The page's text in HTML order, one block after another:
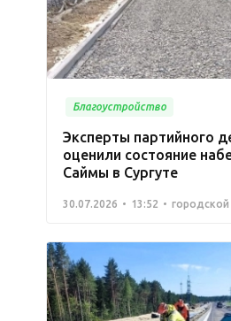
Благоустройство
Эксперты партийного
оценили состояние
Саймы в Сургуте
30.07.2026 13:52 городской